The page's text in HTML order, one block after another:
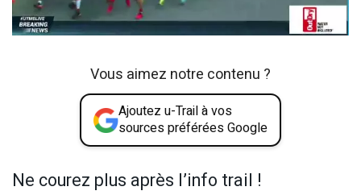
Vous aimez notre contenu ?
Ajoutez u-Trail à vos
sources préférées Google
Ne courez plus après l’info trail !